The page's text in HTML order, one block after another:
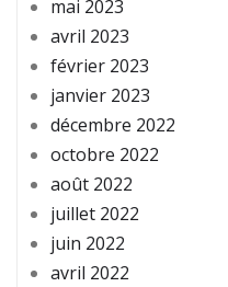
mai 2023
avril 2023
février 2023
janvier 2023
décembre 2022
octobre 2022
août 2022
juillet 2022
juin 2022
avril 2022